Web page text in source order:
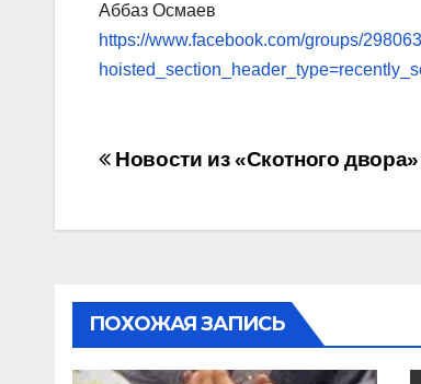
Аббаз Осмаев
https://www.facebook.com/groups/
Навигация
записям
Новости из «Скотного двора»
ПОХОЖАЯ ЗАПИСЬ